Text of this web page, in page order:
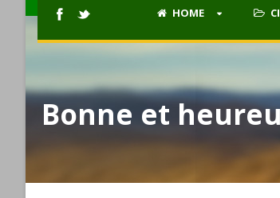
HOME
Bonne et